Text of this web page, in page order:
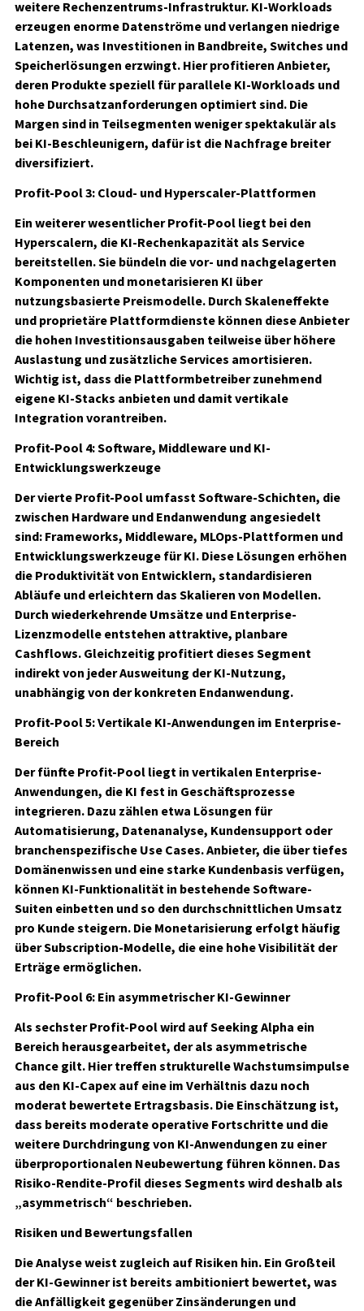
weitere Rechenzentrums-Infrastruktur. KI-Workloads
erzeugen enorme Datenströme und verlangen niedrige
Latenzen, was Investitionen in Bandbreite, Switches und
Speicherlösungen erzwingt. Hier profitieren Anbieter,
deren Produkte speziell für parallele KI-Workloads und
hohe Durchsatzanforderungen optimiert sind. Die
Margen sind in Teilsegmenten weniger spektakulär als
bei KI-Beschleunigern, dafür ist die Nachfrage breiter
diversifiziert.
Profit-Pool 3: Cloud- und Hyperscaler-Plattformen
Ein weiterer wesentlicher Profit-Pool liegt bei den
Hyperscalern, die KI-Rechenkapazität als Service
bereitstellen. Sie bündeln die vor- und nachgelagerten
Komponenten und monetarisieren KI über
nutzungsbasierte Preismodelle. Durch Skaleneffekte
und proprietäre Plattformdienste können diese Anbieter
die hohen Investitionsausgaben teilweise über höhere
Auslastung und zusätzliche Services amortisieren.
Wichtig ist, dass die Plattformbetreiber zunehmend
eigene KI-Stacks anbieten und damit vertikale
Integration vorantreiben.
Profit-Pool 4: Software, Middleware und KI-
Entwicklungswerkzeuge
Der vierte Profit-Pool umfasst Software-Schichten, die
zwischen Hardware und Endanwendung angesiedelt
sind: Frameworks, Middleware, MLOps-Plattformen und
Entwicklungswerkzeuge für KI. Diese Lösungen erhöhen
die Produktivität von Entwicklern, standardisieren
Abläufe und erleichtern das Skalieren von Modellen.
Durch wiederkehrende Umsätze und Enterprise-
Lizenzmodelle entstehen attraktive, planbare
Cashflows. Gleichzeitig profitiert dieses Segment
indirekt von jeder Ausweitung der KI-Nutzung,
unabhängig von der konkreten Endanwendung.
Profit-Pool 5: Vertikale KI-Anwendungen im Enterprise-
Bereich
Der fünfte Profit-Pool liegt in vertikalen Enterprise-
Anwendungen, die KI fest in Geschäftsprozesse
integrieren. Dazu zählen etwa Lösungen für
Automatisierung, Datenanalyse, Kundensupport oder
branchenspezifische Use Cases. Anbieter, die über tiefes
Domänenwissen und eine starke Kundenbasis verfügen,
können KI-Funktionalität in bestehende Software-
Suiten einbetten und so den durchschnittlichen Umsatz
pro Kunde steigern. Die Monetarisierung erfolgt häufig
über Subscription-Modelle, die eine hohe Visibilität der
Erträge ermöglichen.
Profit-Pool 6: Ein asymmetrischer KI-Gewinner
Als sechster Profit-Pool wird auf Seeking Alpha ein
Bereich herausgearbeitet, der als asymmetrische
Chance gilt. Hier treffen strukturelle Wachstumsimpulse
aus den KI-Capex auf eine im Verhältnis dazu noch
moderat bewertete Ertragsbasis. Die Einschätzung ist,
dass bereits moderate operative Fortschritte und die
weitere Durchdringung von KI-Anwendungen zu einer
überproportionalen Neubewertung führen können. Das
Risiko-Rendite-Profil dieses Segments wird deshalb als
„asymmetrisch“ beschrieben.
Risiken und Bewertungsfallen
Die Analyse weist zugleich auf Risiken hin. Ein Großteil
der KI-Gewinner ist bereits ambitioniert bewertet, was
die Anfälligkeit gegenüber Zinsänderungen und